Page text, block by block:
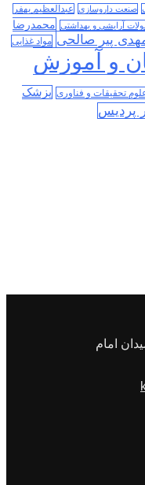
صنعت داروسازی عبدالعظیم بهفر
آرایشی و بهداشتی محمدرضا
پیر صالحی مواد غذایی
و آموزش
تحقیقات و فناوری پزشک
پردیس